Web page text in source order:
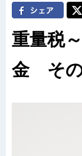
重量税
金 そ